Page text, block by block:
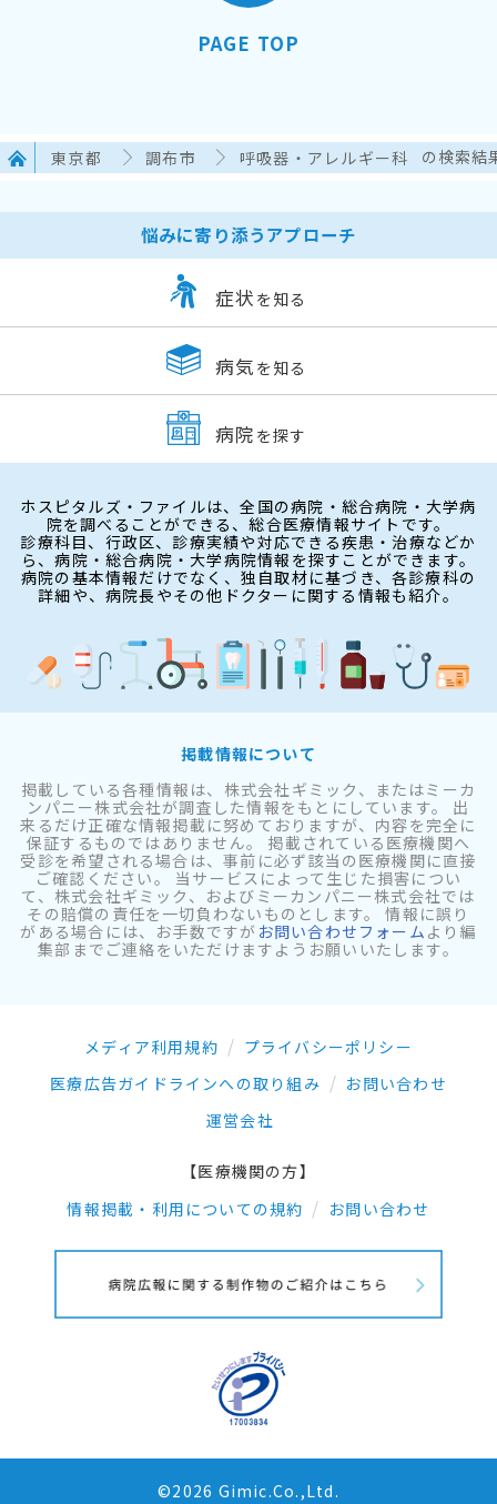
PAGE TOP
東京都 調布市 呼吸器・アレルギー科 の検索結
悩みに寄り添うアプローチ
症状 を知る
病気 を知る
病院 を探す
ホスピタルズ・ファイルは、全国の病院・総合病院・大学病
院を調べることができる、総合医療情報サイトです。
診療科目、行政区、診療実績や対応できる疾患・治療などか
ら、病院・総合病院・大学病院情報を探すことができます。
病院の基本情報だけでなく、独自取材に基づき、各診療科の
詳細や、病院長やその他ドクターに関する情報も紹介。
掲載情報について
掲載している各種情報は、株式会社ギミック、またはミーカ
ンパニー株式会社が調査した情報をもとにしています。 出
来るだけ正確な情報掲載に努めておりますが、内容を完全に
保証するものではありません。 掲載されている医療機関へ
受診を希望される場合は、事前に必ず該当の医療機関に直接
ご確認ください。 当サービスによって生じた損害につい
て、株式会社ギミック、およびミーカンパニー株式会社では
その賠償の責任を一切負わないものとします。 情報に誤り
がある場合には、お手数ですが お問い合わせフォーム より編
集部までご連絡をいただけますようお願いいたします。
メディア利用規約
プライバシーポリシー
医療広告ガイドラインへの取り組み
お問い合わせ
運営会社
【医療機関の方】
情報掲載・利用についての規約
お問い合わせ
©2026 Gimic.Co.,Ltd.